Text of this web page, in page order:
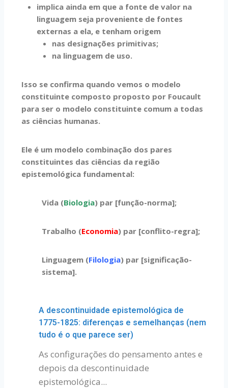
implica ainda em que a fonte de valor na
linguagem seja proveniente de fontes
externas a ela, e tenham origem
nas designações primitivas;
na linguagem de uso.
Isso se confirma quando vemos o modelo
constituinte composto proposto por Foucault
para ser o modelo constituinte comum a todas
as ciências humanas.
Ele é um modelo combinação dos pares
constituintes das ciências da região
epistemológica fundamental:
Vida (Biologia) par [função-norma];
Trabalho (Economia) par [conflito-regra];
Linguagem (Filologia) par [significação-
sistema].
A descontinuidade epistemológica de
1775-1825: diferenças e semelhanças (nem
tudo é o que parece ser)
As configurações do pensamento antes e
depois da descontinuidade
epistemológica...